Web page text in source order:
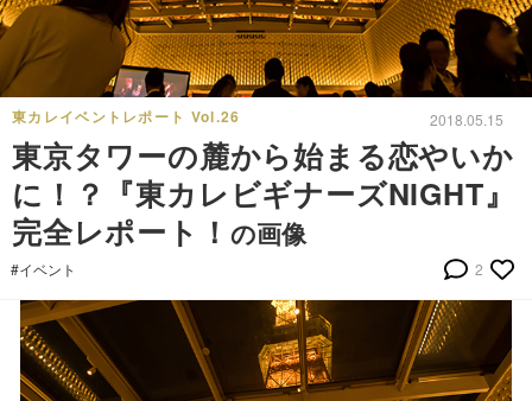
東カレイベントレポート Vol.26 2018.05.15
東京タワーの麓から始まる恋やいか
に！？『東カレビギナーズNIGHT』
完全レポート！ の画像
#イベント 2